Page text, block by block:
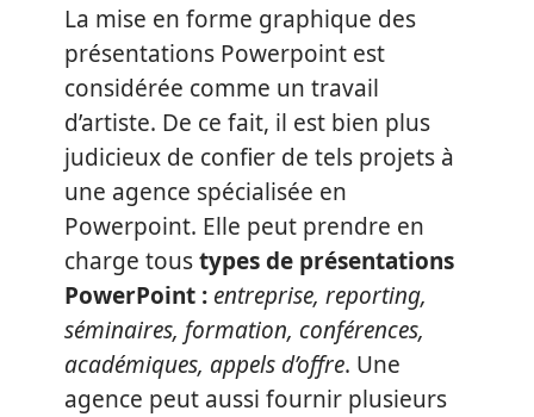
La mise en forme graphique des
présentations Powerpoint est
considérée comme un travail
d’artiste. De ce fait, il est bien plus
judicieux de confier de tels projets à
une agence spécialisée en
Powerpoint. Elle peut prendre en
charge toustypes de présentations
PowerPoint : entreprise, reporting,
séminaires, formation, conférences,
académiques, appels d’offre. Une
agence peut aussi fournir plusieurs